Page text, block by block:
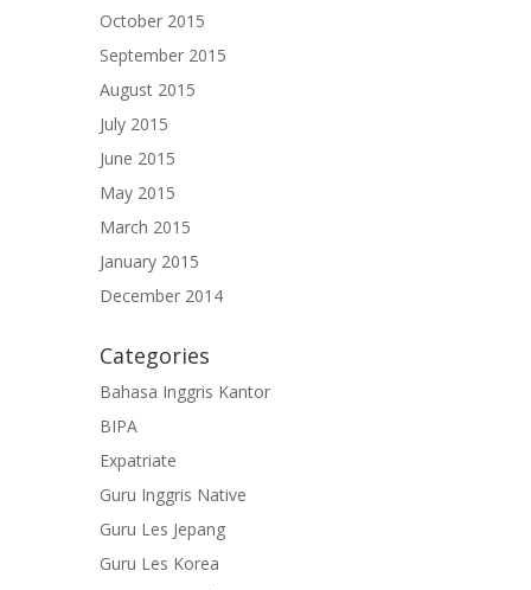
October 2015
September 2015
August 2015
July 2015
June 2015
May 2015
March 2015
January 2015
December 2014
Categories
Bahasa Inggris Kantor
BIPA
Expatriate
Guru Inggris Native
Guru Les Jepang
Guru Les Korea